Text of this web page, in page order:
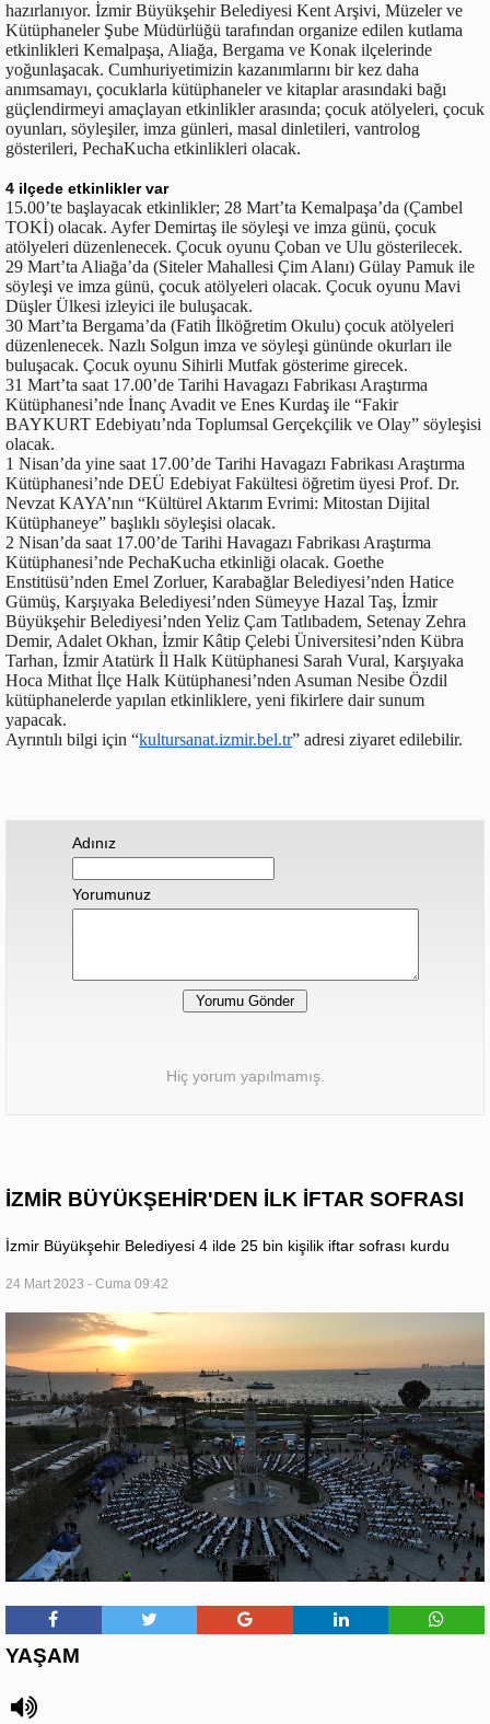
hazırlanıyor. İzmir Büyükşehir Belediyesi Kent Arşivi, Müzeler ve
Kütüphaneler Şube Müdürlüğü tarafından organize edilen kutlama
etkinlikleri Kemalpaşa, Aliağa, Bergama ve Konak ilçelerinde
yoğunlaşacak. Cumhuriyetimizin kazanımlarını bir kez daha
anımsamayı, çocuklarla kütüphaneler ve kitaplar arasındaki bağı
güçlendirmeyi amaçlayan etkinlikler arasında; çocuk atölyeleri, çocuk
oyunları, söyleşiler, imza günleri, masal dinletileri, vantrolog
gösterileri, PechaKucha etkinlikleri olacak.
4 ilçede etkinlikler var
15.00’te başlayacak etkinlikler; 28 Mart’ta Kemalpaşa’da (Çambel
TOKİ) olacak. Ayfer Demirtaş ile söyleşi ve imza günü, çocuk
atölyeleri düzenlenecek. Çocuk oyunu Çoban ve Ulu gösterilecek.
29 Mart’ta Aliağa’da (Siteler Mahallesi Çim Alanı) Gülay Pamuk ile
söyleşi ve imza günü, çocuk atölyeleri olacak. Çocuk oyunu Mavi
Düşler Ülkesi izleyici ile buluşacak.
30 Mart’ta Bergama’da (Fatih İlköğretim Okulu) çocuk atölyeleri
düzenlenecek. Nazlı Solgun imza ve söyleşi gününde okurları ile
buluşacak. Çocuk oyunu Sihirli Mutfak gösterime girecek.
31 Mart’ta saat 17.00’de Tarihi Havagazı Fabrikası Araştırma
Kütüphanesi’nde İnanç Avadit ve Enes Kurdaş ile “Fakir
BAYKURT Edebiyatı’nda Toplumsal Gerçekçilik ve Olay” söyleşisi
olacak.
1 Nisan’da yine saat 17.00’de Tarihi Havagazı Fabrikası Araştırma
Kütüphanesi’nde DEÜ Edebiyat Fakültesi öğretim üyesi Prof. Dr.
Nevzat KAYA’nın “Kültürel Aktarım Evrimi: Mitostan Dijital
Kütüphaneye” başlıklı söyleşisi olacak.
2 Nisan’da saat 17.00’de Tarihi Havagazı Fabrikası Araştırma
Kütüphanesi’nde PechaKucha etkinliği olacak. Goethe
Enstitüsü’nden Emel Zorluer, Karabağlar Belediyesi’nden Hatice
Gümüş, Karşıyaka Belediyesi’nden Sümeyye Hazal Taş, İzmir
Büyükşehir Belediyesi’nden Yeliz Çam Tatlıbadem, Setenay Zehra
Demir, Adalet Okhan, İzmir Kâtip Çelebi Üniversitesi’nden Kübra
Tarhan, İzmir Atatürk İl Halk Kütüphanesi Sarah Vural, Karşıyaka
Hoca Mithat İlçe Halk Kütüphanesi’nden Asuman Nesibe Özdil
kütüphanelerde yapılan etkinliklere, yeni fikirlere dair sunum
yapacak.
Ayrıntılı bilgi için “kultursanat.izmir.bel.tr” adresi ziyaret edilebilir.
Adınız
Yorumunuz
Hiç yorum yapılmamış.
İZMİR BÜYÜKŞEHİR'DEN İLK İFTAR SOFRASI
İzmir Büyükşehir Belediyesi 4 ilde 25 bin kişilik iftar sofrası kurdu
24 Mart 2023 - Cuma 09:42
YAŞAM